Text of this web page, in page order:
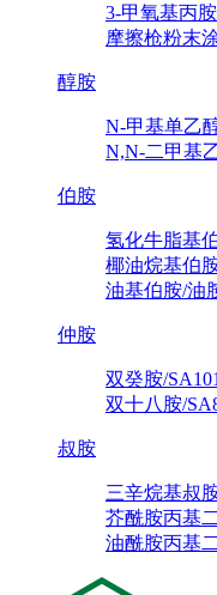
3-甲氧基丙
摩擦枪粉末
醇胺
N-甲基单乙
N,N-二甲基
伯胺
氢化牛脂基
椰油烷基伯
油基伯胺/油
仲胺
双癸胺/
双十八胺/
叔胺
三辛烷基叔
芥酰胺丙基
油酰胺丙基